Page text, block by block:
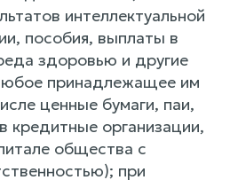
интеллектуальной
пособия, выплаты в
здоровью и другие
принадлежащее им
ценные бумаги, паи,
кредитные организации,
общества с
при